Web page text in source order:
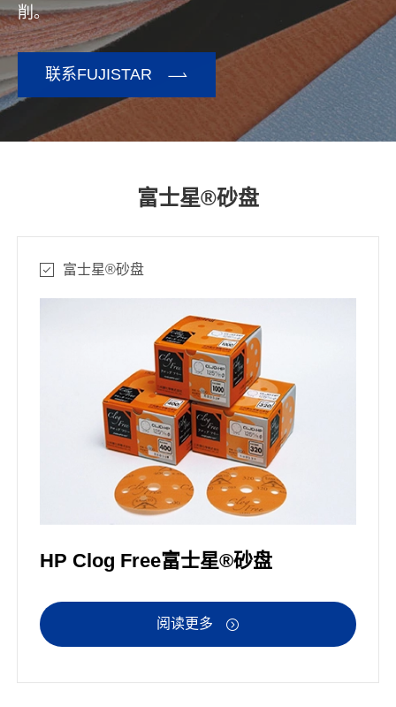
削。
联系FUJISTAR 
富士星®砂盘
富士星®砂盘
HP Clog Free富士星®砂盘
阅读更多 